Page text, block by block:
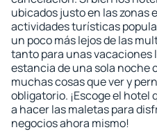
ubicados justo en las zonas
actividades turísticas
un poco más lejos de las
tanto para unas vacaciones
estancia de una sola noche
muchas cosas que ver y
obligatorio. ¡Escoge el hotel
a hacer las maletas para
negocios ahora mismo!